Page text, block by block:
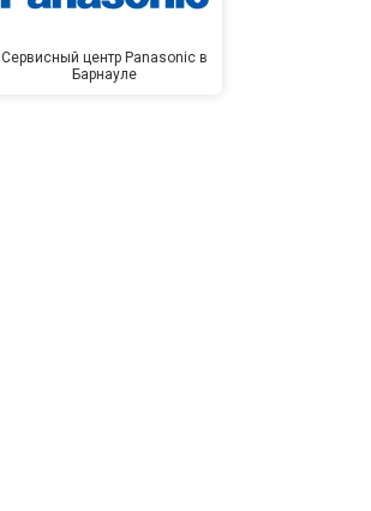
Сервисный центр Panasonic в
Барнауле